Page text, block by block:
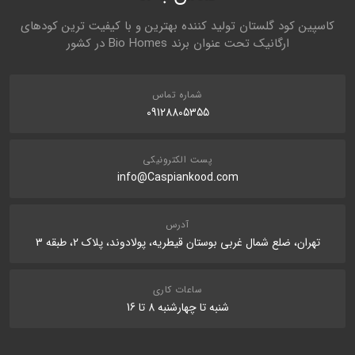
کاسپین کود گلستان تولید کننده بهترین و با کیفیت ترین کودهای
ارگانیک تحت عنوان برند Bio Homes در کشور
شماره تماس
09128805355
پست الکترونیکی
info@Caspiankood.com
آدرس
تهران، ضلع شمال غربی بوستان قیطریه، پولادوند، پلاک 2، طبقه 3
ساعات کاری
شنبه تا چهارشنبه 8 تا 16